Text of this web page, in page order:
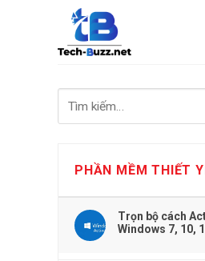
PHẦN MỀM THIẾT
Trọn bộ cách
Windows 7, 10,